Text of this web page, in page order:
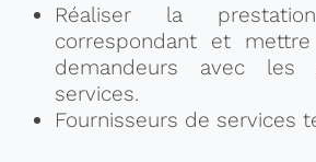
Réaliser la
correspondant et
demandeurs avec les
services.
Fournisseurs de services